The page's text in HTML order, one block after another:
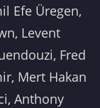
Efe Üregen,
Levent
Fred
Mert Hakan
Anthony